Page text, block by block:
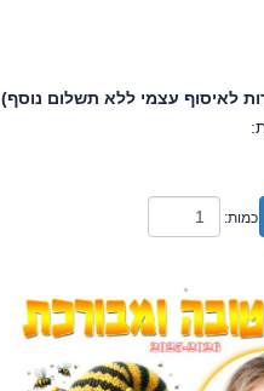
לאיסוף עצמי ללא תשלום נוסף)
כמות: